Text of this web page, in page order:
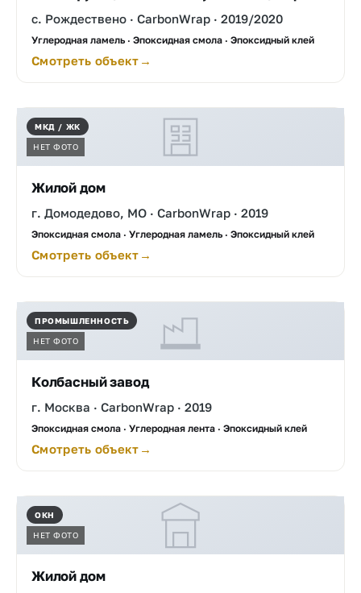
с. Рождествено · CarbonWrap · 2019/2020
Углеродная ламель · Эпоксидная смола · Эпоксидный клей
Смотреть объект
МКД / ЖК
НЕТ ФОТО
Жилой дом
г. Домодедово, МО · CarbonWrap · 2019
Эпоксидная смола · Углеродная ламель · Эпоксидный клей
Смотреть объект
ПРОМЫШЛЕННОСТЬ
НЕТ ФОТО
Колбасный завод
г. Москва · CarbonWrap · 2019
Эпоксидная смола · Углеродная лента · Эпоксидный клей
Смотреть объект
ОКН
НЕТ ФОТО
Жилой дом